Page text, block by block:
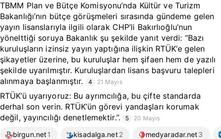
TBMM Plan ve Bütçe Komisyonu’nda Kültür ve Turizm
Bakanlığı’nın bütçe görüşmeleri sırasında gündeme gelen
yayın lisanslarıyla ilgili olarak CHP’li Bakırlıoğlu’nun
yönelttiği soruya Bakanlık şu şekilde yanıt verdi: “Bazı
kuruluşların izinsiz yayın yaptığına ilişkin RTÜK’e gelen
şikayetler üzerine, bu kuruluşlar hem şifaen hem de yazılı
şekilde uyarılmıştır. Kuruluşlardan lisans başvuru talepleri
alınmaya başlanmıştır.
4 21 Mayıs
RTÜK’ü uyarıyoruz: Bu ayrımcılığa, bu çifte standarda
derhal son verin. RTÜK’ün görevi yandaşları korumak
değil, yayıncılığı denetlemektir.”.
5 20 Mayıs
birgun.net1 kisadalga.net2 medyaradar.net3